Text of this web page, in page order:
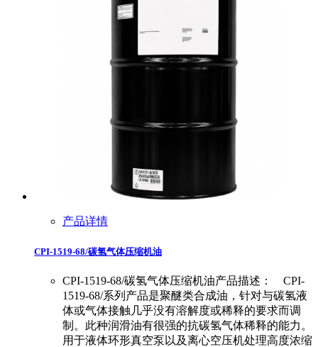
产品详情
CPI-1519-68/碳氢气体压缩机油
CPI-1519-68/碳氢气体压缩机油产品描述： CPI-
1519-68/系列产品是聚醚类合成油，针对与碳氢液
体或气体接触几乎没有溶解度或稀释的要求而调
制。此种润滑油有很强的抗碳氢气体稀释的能力。
用于液体环形真空泵以及离心空压机处理高度浓缩